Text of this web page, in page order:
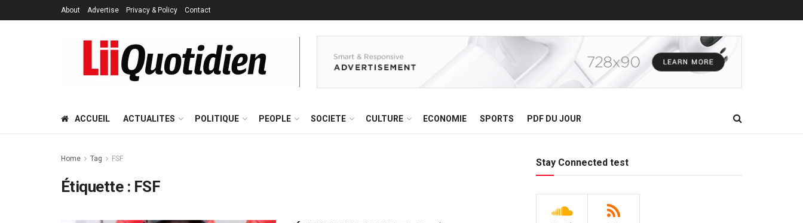
About Advertise Privacy & Policy Contact
ACCUEIL ACTUALITES POLITIQUE PEOPLE SOCIETE CULTURE ECONOMIE SPORTS PDF DU JOUR
Home Tag FSF
Étiquette : FSF
Stay Connected test